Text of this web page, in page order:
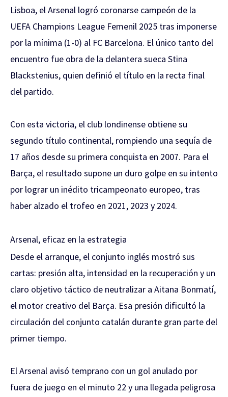
Lisboa, el Arsenal logró coronarse campeón de la
UEFA Champions League Femenil 2025 tras imponerse
por la mínima (1-0) al FC Barcelona. El único tanto del
encuentro fue obra de la delantera sueca Stina
Blackstenius, quien definió el título en la recta final
del partido.
Con esta victoria, el club londinense obtiene su
segundo título continental, rompiendo una sequía de
17 años desde su primera conquista en 2007. Para el
Barça, el resultado supone un duro golpe en su intento
por lograr un inédito tricampeonato europeo, tras
haber alzado el trofeo en 2021, 2023 y 2024.
Arsenal, eficaz en la estrategia
Desde el arranque, el conjunto inglés mostró sus
cartas: presión alta, intensidad en la recuperación y un
claro objetivo táctico de neutralizar a Aitana Bonmatí,
el motor creativo del Barça. Esa presión dificultó la
circulación del conjunto catalán durante gran parte del
primer tiempo.
El Arsenal avisó temprano con un gol anulado por
fuera de juego en el minuto 22 y una llegada peligrosa